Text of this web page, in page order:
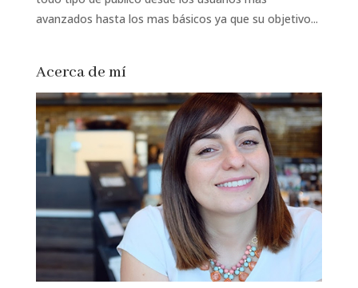
avanzados hasta los mas básicos ya que su objetivo...
Acerca de mí